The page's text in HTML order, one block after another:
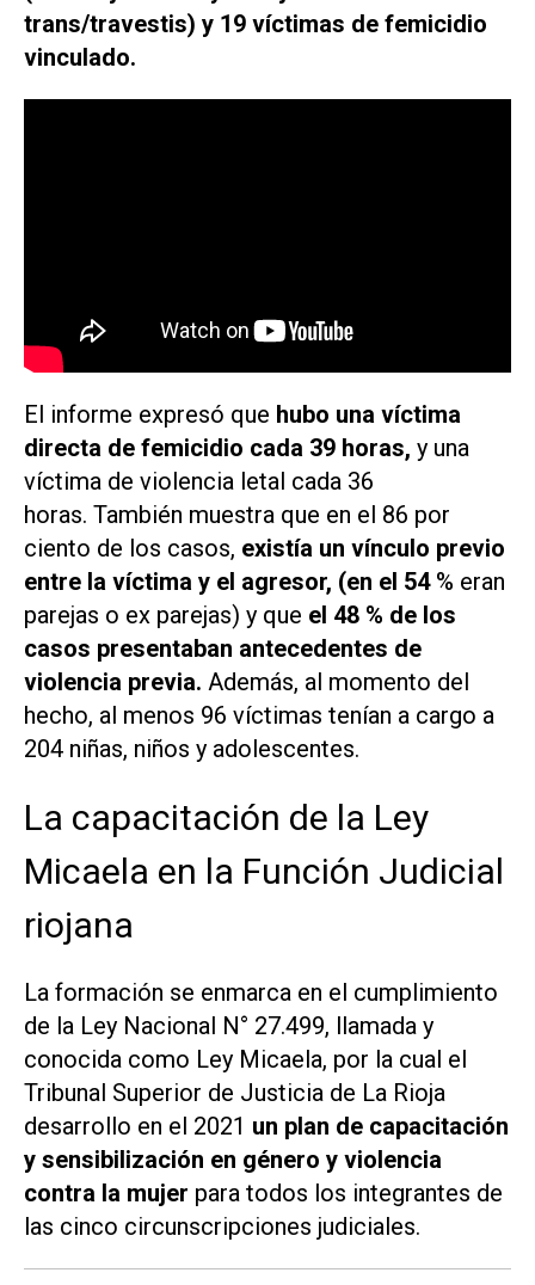
trans/travestis) y 19 víctimas de femicidio
vinculado.
El informe expresó que hubo una víctima
directa de femicidio cada 39 horas, y una
víctima de violencia letal cada 36
horas. También muestra que en el 86 por
ciento de los casos, existía un vínculo previo
entre la víctima y el agresor, (en el 54 % eran
parejas o ex parejas) y que el 48 % de los
casos presentaban antecedentes de
violencia previa. Además, al momento del
hecho, al menos 96 víctimas tenían a cargo a
204 niñas, niños y adolescentes.
La capacitación de la Ley
Micaela en la Función Judicial
riojana
La formación se enmarca en el cumplimiento
de la Ley Nacional N° 27.499, llamada y
conocida como Ley Micaela, por la cual el
Tribunal Superior de Justicia de La Rioja
desarrollo en el 2021 un plan de capacitación
y sensibilización en género y violencia
contra la mujer para todos los integrantes de
las cinco circunscripciones judiciales.